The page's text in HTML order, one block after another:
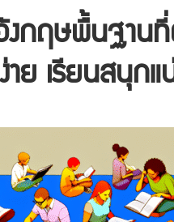
กฤษพื้นฐาน
าย เรียนสนุก